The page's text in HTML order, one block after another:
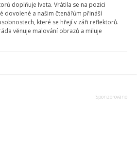
doplňuje Iveta. Vrátila se na pozici
dovolené a našim čtenářům přináší
které se hřejí v záři reflektorů.
věnuje malování obrazů a miluje